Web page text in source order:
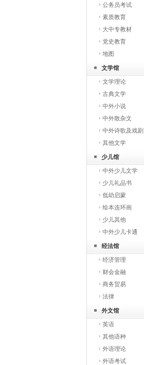
公务员考试
素质教育
大中专教材
党史教育
地图
文学馆
文学理论
古典文学
中外小说
中外散杂文
中外诗歌及戏剧
其他文学
少儿馆
中外少儿文学
少儿礼品书
低幼启蒙
绘本连环画
少儿其他
中外少儿卡通
经法馆
经济管理
财会金融
商务贸易
法律
外文馆
英语
其他语种
外语理论
外语考试